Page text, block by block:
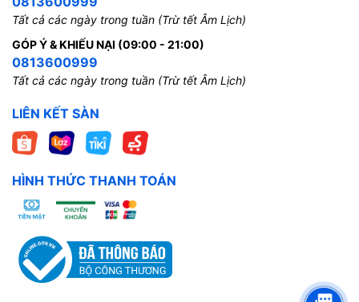
Tất cả các ngày trong tuần (Trừ tết Âm Lịch)
GÓP Ý & KHIẾU NẠI (09:00 - 21:00)
0813600999
Tất cả các ngày trong tuần (Trừ tết Âm Lịch)
LIÊN KẾT SÀN
HÌNH THỨC THANH TOÁN